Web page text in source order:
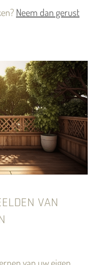
Neem dan gerust
VAN